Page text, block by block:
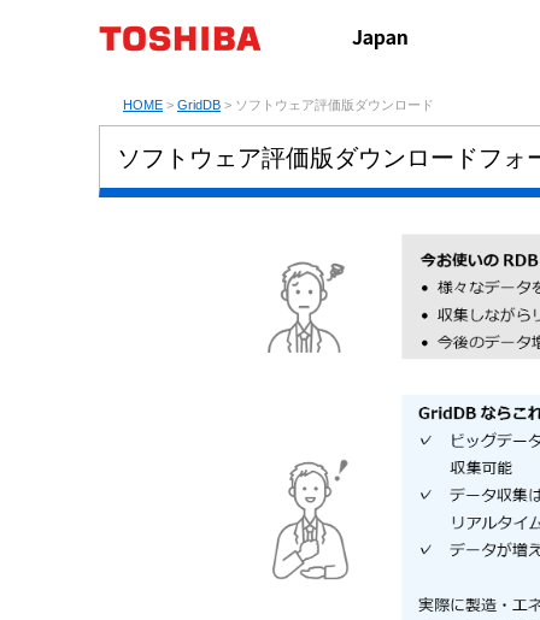
HOME > GridDB > ソフトウェア評価版ダウンロード
ソフトウェア評価版ダウンロードフォ